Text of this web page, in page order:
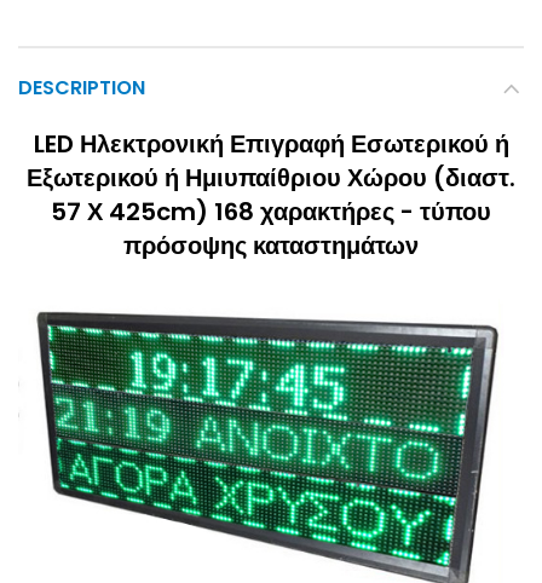
DESCRIPTION
LED Ηλεκτρονική Επιγραφή Εσωτερικού ή
Εξωτερικού ή Ημιυπαίθριου Χώρου (διαστ.
57 Χ 425cm) 168 χαρακτήρες - τύπου
πρόσοψης καταστημάτων